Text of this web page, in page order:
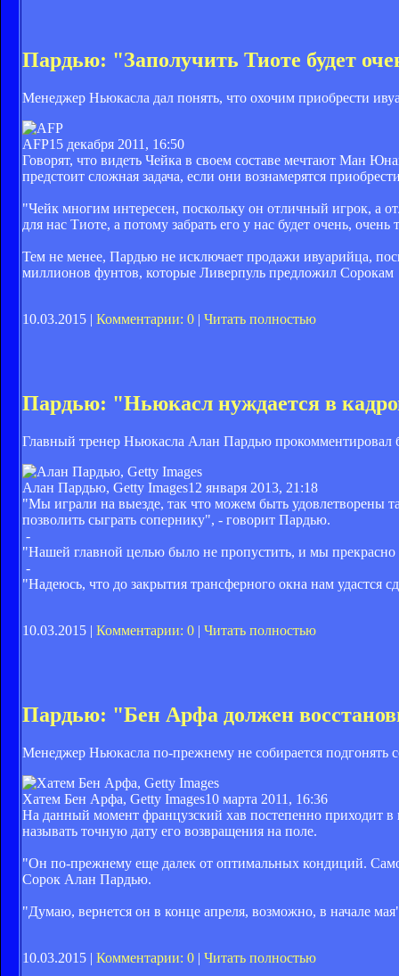
Пардью: "Заполучить Тиоте будет
Менеджер Ньюкасла дал понять, что охочим приобрести
AFP15 декабря 2011, 16:50
Говорят, что видеть Чейка в своем составе мечтают Ман
предстоит сложная задача, если они вознамерятся
"Чейк многим интересен, поскольку он отличный игрок, а
для нас Тиоте, а потому забрать его у нас будет очень, очень
Тем не менее, Пардью не исключает продажи ивуарийца,
миллионов фунтов, которые Ливерпуль предложил Сорокам
10.03.2015 | Комментарии: 0 | Читать полностью
Пардью: "Ньюкасл нуждается в
Главный тренер Ньюкасла Алан Пардью
Алан Пардью, Getty Images12 января 2013, 21:18
"Мы играли на выезде, так что можем быть удовлетворены
позволить сыграть сопернику", - говорит Пардью.
-
"Нашей главной целью было не пропустить, и мы прекрасно
-
"Надеюсь, что до закрытия трансферного окна нам удастся
10.03.2015 | Комментарии: 0 | Читать полностью
Пардью: "Бен Арфа должен
Менеджер Ньюкасла по-прежнему не собирается подгонять
Хатем Бен Арфа, Getty Images10 марта 2011, 16:36
На данный момент французский хав постепенно приходит
называть точную дату его возвращения на поле.
"Он по-прежнему еще далек от оптимальных кондиций.
Сорок Алан Пардью.
"Думаю, вернется он в конце апреля, возможно, в начале
10.03.2015 | Комментарии: 0 | Читать полностью